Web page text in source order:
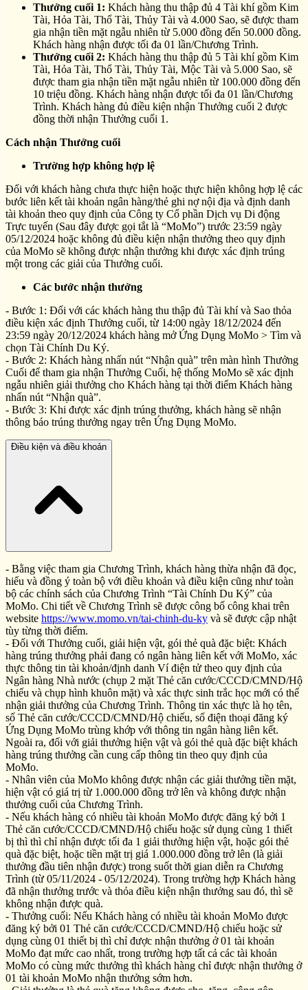
Thưởng cuối 1: Khách hàng thu thập đủ 4 Tài khí gồm Kim
Tài, Hỏa Tài, Thổ Tài, Thủy Tài và 4.000 Sao, sẽ được tham
gia nhận tiền mặt ngẫu nhiên từ 5.000 đồng đến 50.000 đồng.
Khách hàng nhận được tối đa 01 lần/Chương Trình.
Thưởng cuối 2: Khách hàng thu thập đủ 5 Tài khí gồm Kim
Tài, Hỏa Tài, Thổ Tài, Thủy Tài, Mộc Tài và 5.000 Sao, sẽ
được tham gia nhận tiền mặt ngẫu nhiên từ 100.000 đồng đến
10 triệu đồng. Khách hàng nhận được tối đa 01 lần/Chương
Trình. Khách hàng đủ điều kiện nhận Thưởng cuối 2 được
đồng thời nhận Thưởng cuối 1.
Cách nhận Thưởng cuối
Trường hợp không hợp lệ
Đối với khách hàng chưa thực hiện hoặc thực hiện không hợp lệ các
bước liên kết tài khoản ngân hàng/thẻ ghi nợ nội địa và định danh
tài khoản theo quy định của Công ty Cổ phần Dịch vụ Di động
Trực tuyến (Sau đây được gọi tắt là “MoMo”) trước 23:59 ngày
05/12/2024 hoặc không đủ điều kiện nhận thưởng theo quy định
của MoMo sẽ không được nhận thưởng khi được xác định trúng
một trong các giải của Thưởng cuối.
Các bước nhận thưởng
- Bước 1: Đối với các khách hàng thu thập đủ Tài khí và Sao thỏa
điều kiện xác định Thưởng cuối, từ 14:00 ngày 18/12/2024 đến
23:59 ngày 20/12/2024 khách hàng mở Ứng Dụng MoMo > Tìm và
chọn Tài Chính Du Ký.
- Bước 2: Khách hàng nhấn nút “Nhận quà” trên màn hình Thưởng
Cuối để tham gia nhận Thưởng Cuối, hệ thống MoMo sẽ xác định
ngẫu nhiên giải thưởng cho Khách hàng tại thời điểm Khách hàng
nhấn nút “Nhận quà”.
- Bước 3: Khi được xác định trúng thưởng, khách hàng sẽ nhận
thông báo trúng thưởng ngay trên Ứng Dụng MoMo.
Điều kiện và điều khoản
- Bằng việc tham gia Chương Trình, khách hàng thừa nhận đã đọc,
hiểu và đồng ý toàn bộ với điều khoản và điều kiện cũng như toàn
bộ các chính sách của Chương Trình “Tài Chính Du Ký” của
MoMo. Chi tiết về Chương Trình sẽ được công bố công khai trên
website https://www.momo.vn/tai-chinh-du-ky và sẽ được cập nhật
tùy từng thời điểm.
- Đối với Thưởng cuối, giải hiện vật, gói thẻ quà đặc biệt: Khách
hàng trúng thưởng phải đang có ngân hàng liên kết với MoMo, xác
thực thông tin tài khoản/định danh Ví điện tử theo quy định của
Ngân hàng Nhà nước (chụp 2 mặt Thẻ căn cước/CCCD/CMND/Hộ
chiếu và chụp hình khuôn mặt) và xác thực sinh trắc học mới có thể
nhận giải thưởng của Chương Trình. Thông tin xác thực là họ tên,
số Thẻ căn cước/CCCD/CMND/Hộ chiếu, số điện thoại đăng ký
Ứng Dụng MoMo trùng khớp với thông tin ngân hàng liên kết.
Ngoài ra, đối với giải thưởng hiện vật và gói thẻ quà đặc biệt khách
hàng trúng thưởng cần cung cấp thông tin theo quy định của
MoMo.
- Nhân viên của MoMo không được nhận các giải thưởng tiền mặt,
hiện vật có giá trị từ 1.000.000 đồng trở lên và không được nhận
thưởng cuối của Chương Trình.
- Nếu khách hàng có nhiều tài khoản MoMo được đăng ký bởi 1
Thẻ căn cước/CCCD/CMND/Hộ chiếu hoặc sử dụng cùng 1 thiết
bị thì thì chỉ nhận được tối đa 1 giải thưởng hiện vật, hoặc gói thẻ
quà đặc biệt, hoặc tiền mặt trị giá 1.000.000 đồng trở lên (là giải
thưởng đầu tiên nhận được) trong suốt thời gian diễn ra Chương
Trình (từ 05/11/2024 - 05/12/2024). Trong trường hợp Khách hàng
đã nhận thưởng trước và thỏa điều kiện nhận thưởng sau đó, thì sẽ
không nhận được quà.
- Thưởng cuối: Nếu Khách hàng có nhiều tài khoản MoMo được
đăng ký bởi 01 Thẻ căn cước/CCCD/CMND/Hộ chiếu hoặc sử
dụng cùng 01 thiết bị thì chỉ được nhận thưởng ở 01 tài khoản
MoMo đạt mức cao nhất, trong trường hợp tất cả các tài khoản
MoMo có cùng mức thưởng thì khách hàng chỉ được nhận thưởng ở
01 tài khoản MoMo nhận thưởng sớm hơn.